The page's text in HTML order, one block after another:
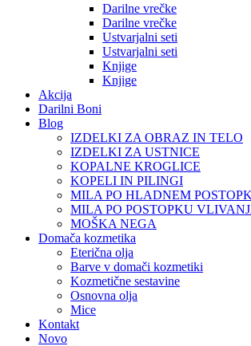
Darilne vrečke
Darilne vrečke
Ustvarjalni seti
Ustvarjalni seti
Knjige
Knjige
Akcija
Darilni Boni
Blog
IZDELKI ZA OBRAZ IN TELO
IZDELKI ZA USTNICE
KOPALNE KROGLICE
KOPELI IN PILINGI
MILA PO HLADNEM
MILA PO POSTOPKU
MOŠKA NEGA
Domača kozmetika
Eterična olja
Barve v domači kozmetiki
Kozmetične sestavine
Osnovna olja
Mice
Kontakt
Novo